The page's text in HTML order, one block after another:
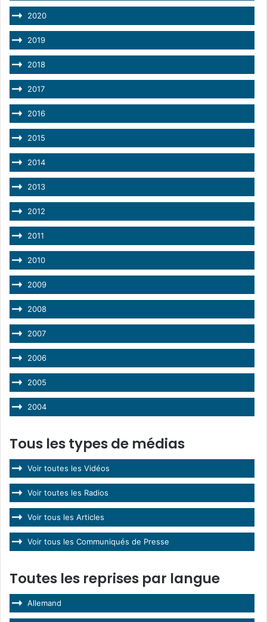
2020
2019
2018
2017
2016
2015
2014
2013
2012
2011
2010
2009
2008
2007
2006
2005
2004
Tous les types de médias
Voir toutes les Vidéos
Voir toutes les Radios
Voir tous les Articles
Voir tous les Communiqués de Presse
Toutes les reprises par langue
Allemand